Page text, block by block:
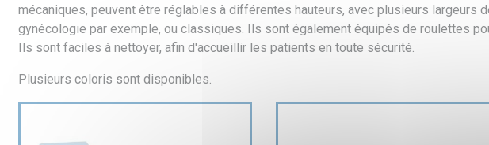
mécaniques, peuvent être réglables à différentes hauteurs, avec plusieurs
gynécologie par exemple, ou classiques. Ils sont également équipés de roulettes
Ils sont faciles à nettoyer, afin d'accueillir les patients en toute sécurité.
Plusieurs coloris sont disponibles.